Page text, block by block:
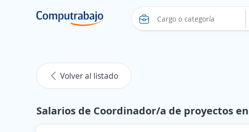
Volver al listado
Salarios de Coordinador/a de proyectos